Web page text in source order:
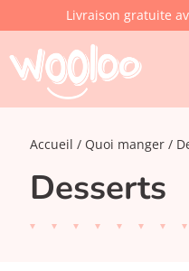
Livraison gratuite
Accueil Quoi manger
Desserts